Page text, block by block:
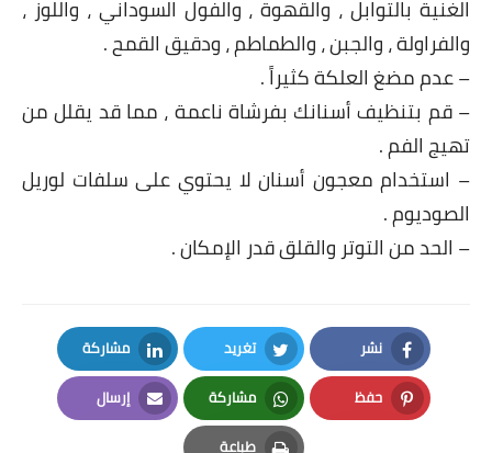
الغنية بالتوابل ، والقهوة ، والفول السوداني ، واللوز ،
والفراولة ، والجبن ، والطماطم ، ودقيق القمح .
– عدم مضغ العلكة كثيراً .
– قم بتنظيف أسنانك بفرشاة ناعمة ، مما قد يقلل من
تهيج الفم .
– استخدام معجون أسنان لا يحتوي على سلفات لوريل
الصوديوم .
– الحد من التوتر والقلق قدر الإمكان .
نشر
Facebook
تغريد
Twitter
مشاركة
LinkedIn
حفظ
Pinterest
مشاركة
Whatsapp
إرسال
Email
طباعة